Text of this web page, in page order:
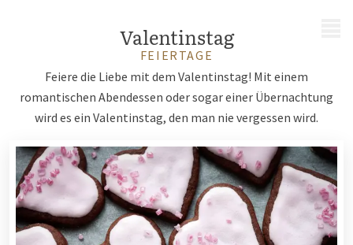
Valentinstag
FEIERTAGE
Feiere die Liebe mit dem Valentinstag! Mit einem
romantischen Abendessen oder sogar einer Übernachtung
wird es ein Valentinstag, den man nie vergessen wird.